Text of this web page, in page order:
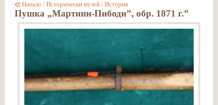
Начало / Исторически музей / История
Пушка „Мартини-Пибоди”, обр. 1871 г.”